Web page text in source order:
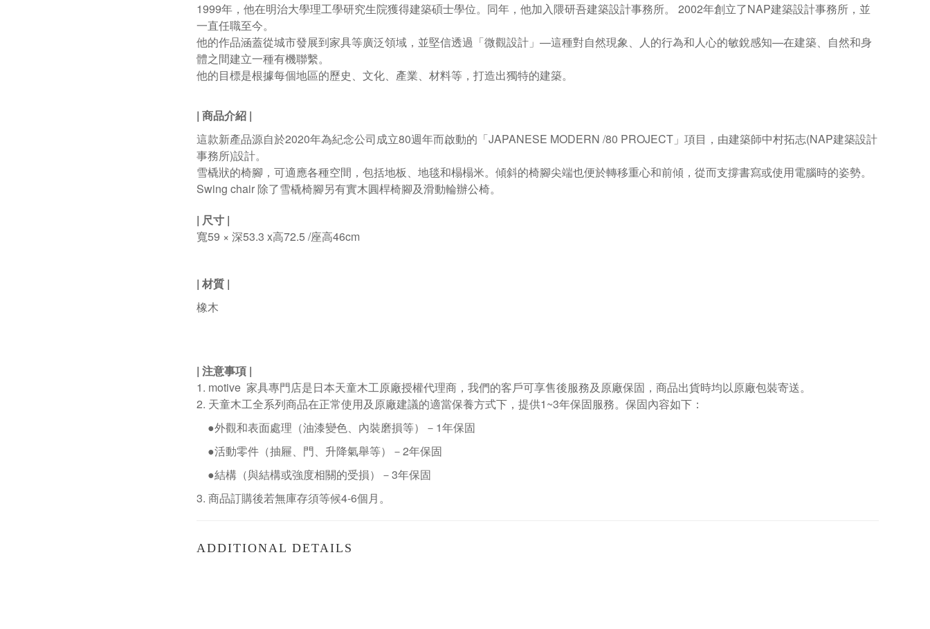
1999年，他在明治大學理工學研究生院獲得建築碩士學位。同年，他加入隈研吾建築設計事務所。 2002年創立了NAP建築設計事務所，並
一直任職至今。
他的作品涵蓋從城市發展到家具等廣泛領域，並堅信透過「微觀設計」—這種對自然現象、人的行為和人心的敏銳感知—在建築、自然和身
體之間建立一種有機聯繫。
他的目標是根據每個地區的歷史、文化、產業、材料等，打造出獨特的建築。
| 商品介紹 |
這款新產品源自於2020年為紀念公司成立80週年而啟動的「JAPANESE MODERN /80 PROJECT 」項目，由建築師中村拓志(NAP建築設計
事務所)設計。
雪橇狀的椅腳，可適應各種空間，包括地板、地毯和榻榻米。傾斜的椅腳尖端也便於轉移重心和前傾，從而支撐書寫或使用電腦時的姿勢。
Swing chair 除了雪橇椅腳另有實木圓桿椅腳及滑動輪辦公椅。
| 尺寸 |
寬59 × 深53.3 x高72.5 /座高46cm
| 材質 |
橡木
| 注意事項 |
1. motive 家具專門店是日本天童木工原廠授權代理商，我們的客戶可享售後服務及原廠保固，商品出貨時均以原廠包裝寄送。
2. 天童木工全系列商品在正常使用及原廠建議的適當保養方式下，提供1~3年保固服務。保固內容如下：
●外觀和表面處理（油漆變色、內裝磨損等）－ 1年保固
●活動零件（抽屜、門、升降氣舉等）－2年保固
●結構（與結構或強度相關的受損）－3年保固
3. 商品訂購後若無庫存須等候4-6個月。
ADDITIONAL DETAILS